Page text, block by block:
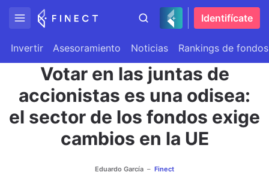
Identifícate
Invertir Asesoramiento Noticias Rankings de fondos
Votar en las juntas de
accionistas es una odisea:
el sector de los fondos exige
cambios en la UE
Eduardo García
Finect